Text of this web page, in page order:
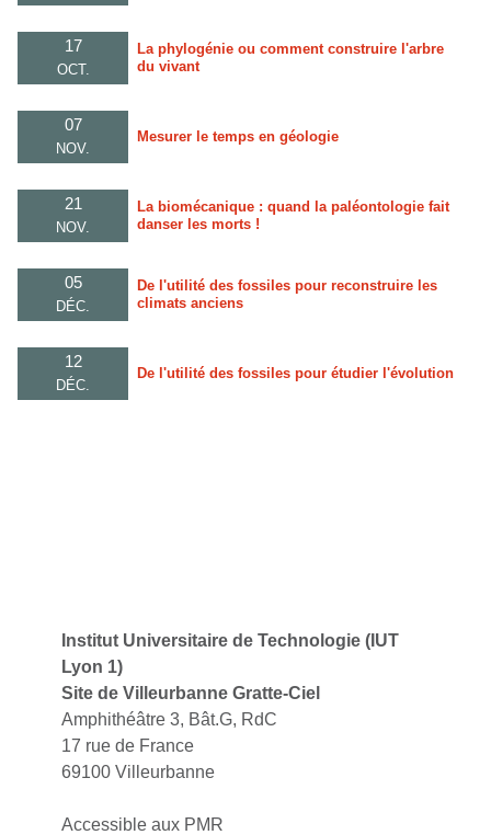
17
OCT.
La phylogénie ou comment construire l'arbre
du vivant
07
NOV.
Mesurer le temps en géologie
21
NOV.
La biomécanique : quand la paléontologie fait
danser les morts !
05
DÉC.
De l'utilité des fossiles pour reconstruire les
climats anciens
12
DÉC.
De l'utilité des fossiles pour étudier l'évolution
Institut Universitaire de Technologie (IUT
Lyon 1)
Site de Villeurbanne Gratte-Ciel
Amphithéâtre 3, Bât.G, RdC
17 rue de France
69100 Villeurbanne
Accessible aux PMR